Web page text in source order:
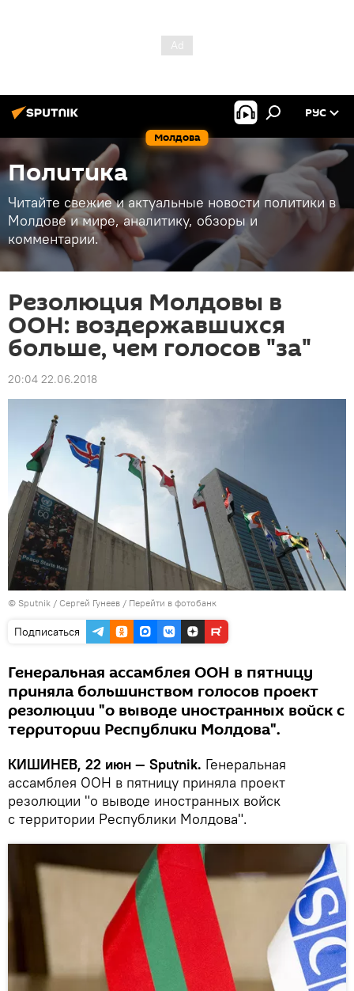
Молдова
РУС
Политика
Читайте свежие и актуальные новости политики в
Молдове и мире, аналитику, обзоры и
комментарии.
Резолюция Молдовы в
ООН: воздержавшихся
больше, чем голосов "за"
20:04 22.06.2018
© Sputnik / Сергей Гунеев / Перейти в фотобанк
Подписаться
Генеральная ассамблея ООН в пятницу
приняла большинством голосов проект
резолюции "о выводе иностранных войск с
территории Республики Молдова".
КИШИНЕВ, 22 июн — Sputnik. Генеральная
ассамблея ООН в пятницу приняла проект
резолюции "о выводе иностранных войск
с территории Республики Молдова".